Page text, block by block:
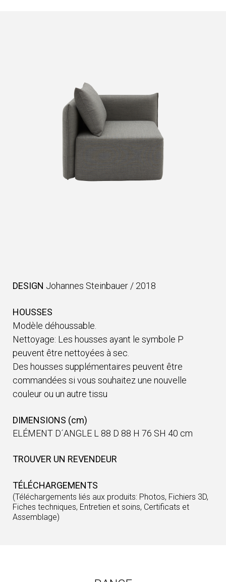
DESIGN Johannes Steinbauer / 2018
HOUSSES
Modèle déhoussable.
Nettoyage: Les housses ayant le symbole P
peuvent être nettoyées à sec.
Des housses supplémentaires peuvent être
commandées si vous souhaitez une nouvelle
couleur ou un autre tissu
DIMENSIONS (cm)
ELÉMENT D´ANGLE L 88 D 88 H 76 SH 40 cm
TROUVER UN REVENDEUR
TÉLÉCHARGEMENTS
(Téléchargements liés aux produits: Photos, Fichiers 3D,
Fiches techniques, Entretien et soins, Certificats et
Assemblage)